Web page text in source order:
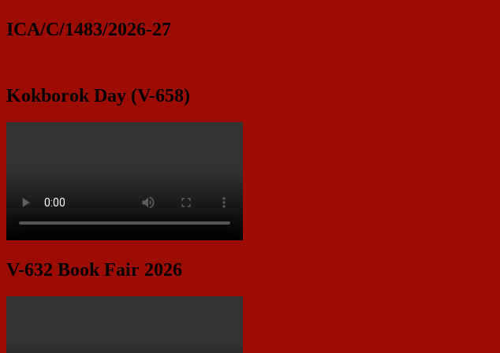
ICA/C/1483/2026-27
Kokborok Day (V-658)
V-632 Book Fair 2026